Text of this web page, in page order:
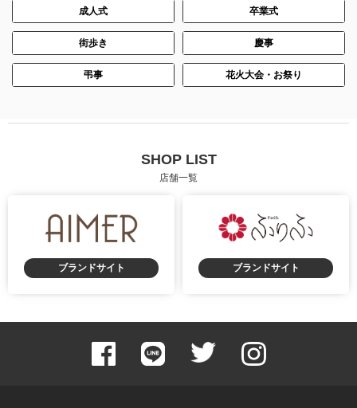
成人式 卒業式
街歩き 慶事
弔事 花火大会・お祭り
SHOP LIST
店舗一覧
ブランドサイト ブランドサイト